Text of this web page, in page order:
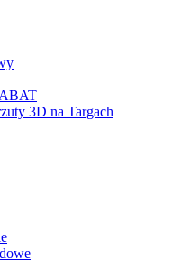
3D na Targach